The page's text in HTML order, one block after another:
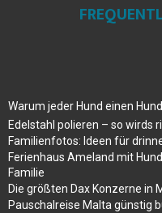
Warum jeder Hund einen
Edelstahl polieren – so wirds
Familienfotos: Ideen für
Ferienhaus Ameland mit
Familie
Die größten Dax Konzerne in
Pauschalreise Malta günstig